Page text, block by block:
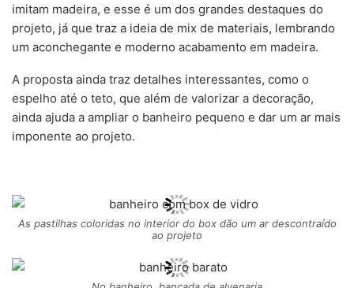
imitam madeira, e esse é um dos grandes destaques do
projeto, já que traz a ideia de mix de materiais, lembrando
um aconchegante e moderno acabamento em madeira.
A proposta ainda traz detalhes interessantes, como o
espelho até o teto, que além de valorizar a decoração,
ainda ajuda a ampliar o banheiro pequeno e dar um ar mais
imponente ao projeto.
As pastilhas coloridas no interior do box dão um ar descontraído
ao projeto